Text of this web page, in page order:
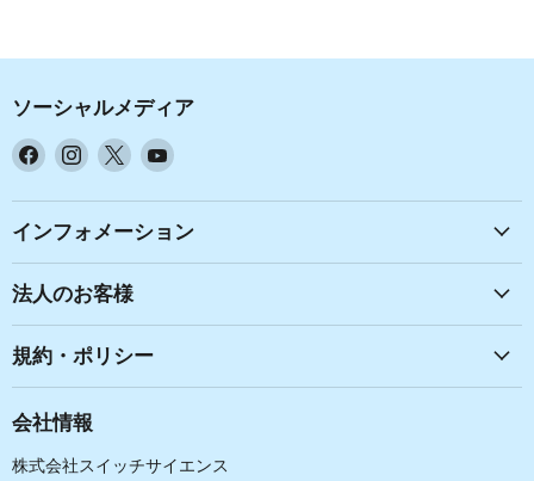
ソーシャルメディア
Facebook
見
つ
て
く
だ
さ
い
Instagram
見
つ
て
く
だ
さ
い
X
見
つ
て
く
だ
さ
い
YouTube
見
つ
だ
い
インフォメーション
法人のお客様
規約・ポリシー
会社情報
株式会社スイッチサイエンス